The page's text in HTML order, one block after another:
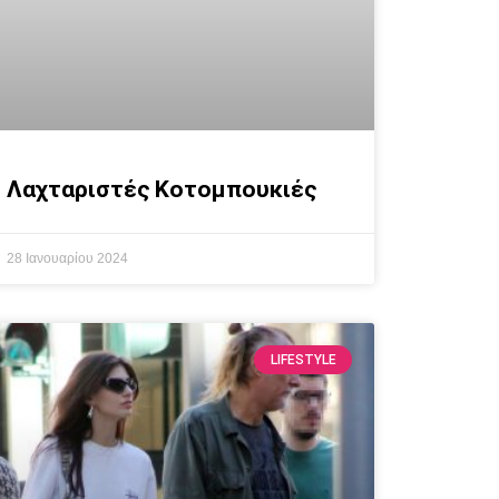
Λαχταριστές Κοτομπουκιές
28 Ιανουαρίου 2024
LIFESTYLE